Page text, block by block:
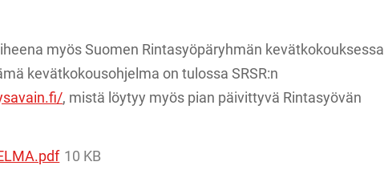
myös Suomen Rintasyöpäryhmän kevätkokouksessa
kevätkokousohjelma on tulossa SRSR:n
, mistä löytyy myös pian päivittyvä Rintasyövän
10 KB